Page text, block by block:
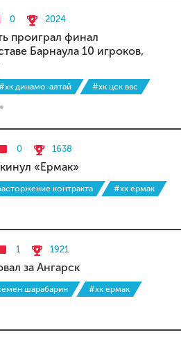
0 2024
проиграл финал
Барнаула 10 игроков,
динамо-алтай
#хк цск ввс
0 1638
«Ермак»
контракта
#хк ермак
1 1921
за Ангарск
шарабарин
#хк ермак